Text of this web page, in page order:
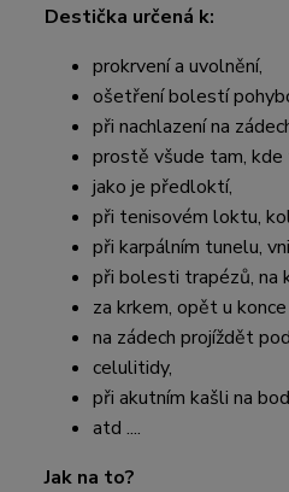
Destička určená k:
prokrvení a uvolnění,
ošetření bolestí
při nachlazení na
prostě všude tam, kde
jako je předloktí,
při tenisovém loktu,
při karpálním tunelu,
při bolesti trapézů, na
za krkem, opět u
na zádech projíždět
celulitidy,
při akutním kašli na
atd ....
Jak na to?